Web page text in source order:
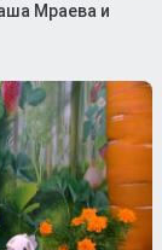
Мраева и